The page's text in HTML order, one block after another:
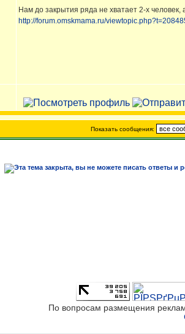
Нам до закрытия ряда не хватает 2-х
http://forum.omskmama.ru/
Показать сообщения:
По вопросам размещения